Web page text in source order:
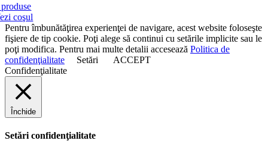
coşul
Pentru îmbunătăţirea experienţei de navigare, acest website foloseşte
fişiere de tip cookie. Poţi alege să continui cu setările implicite sau le
poţi modifica. Pentru mai multe detalii accesează Politica de
confidenţialitate
Setări
ACCEPT
Confidenţialitate
Închide
Setări confidenţialitate